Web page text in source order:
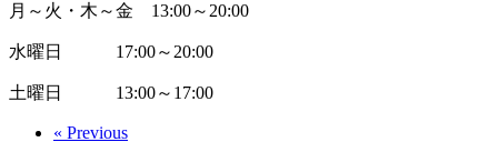
月～火・木～金 13:00～20:00
水曜日 17:00～20:00
土曜日 13:00～17:00
« Previous